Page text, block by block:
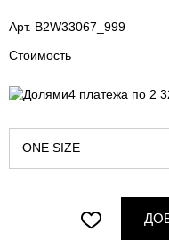
Арт. B2W33067_999
Стоимость
4 платежа по 2
ONE SIZE